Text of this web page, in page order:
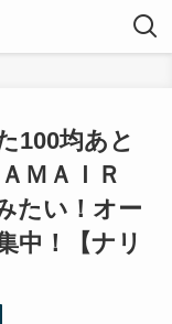
100均あと
ＭＡＩＲ
たい！オー
中！【ナリ